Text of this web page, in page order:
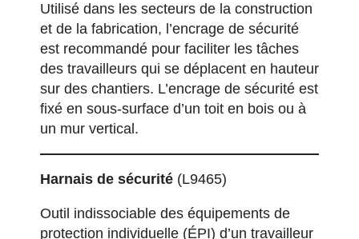
Utilisé dans les secteurs de la construction
et de la fabrication, l’encrage de sécurité
est recommandé pour faciliter les tâches
des travailleurs qui se déplacent en hauteur
sur des chantiers. L’encrage de sécurité est
fixé en sous-surface d’un toit en bois ou à
un mur vertical.
Harnais de sécurité (L9465)
Outil indissociable des équipements de
protection individuelle (ÉPI) d’un travailleur